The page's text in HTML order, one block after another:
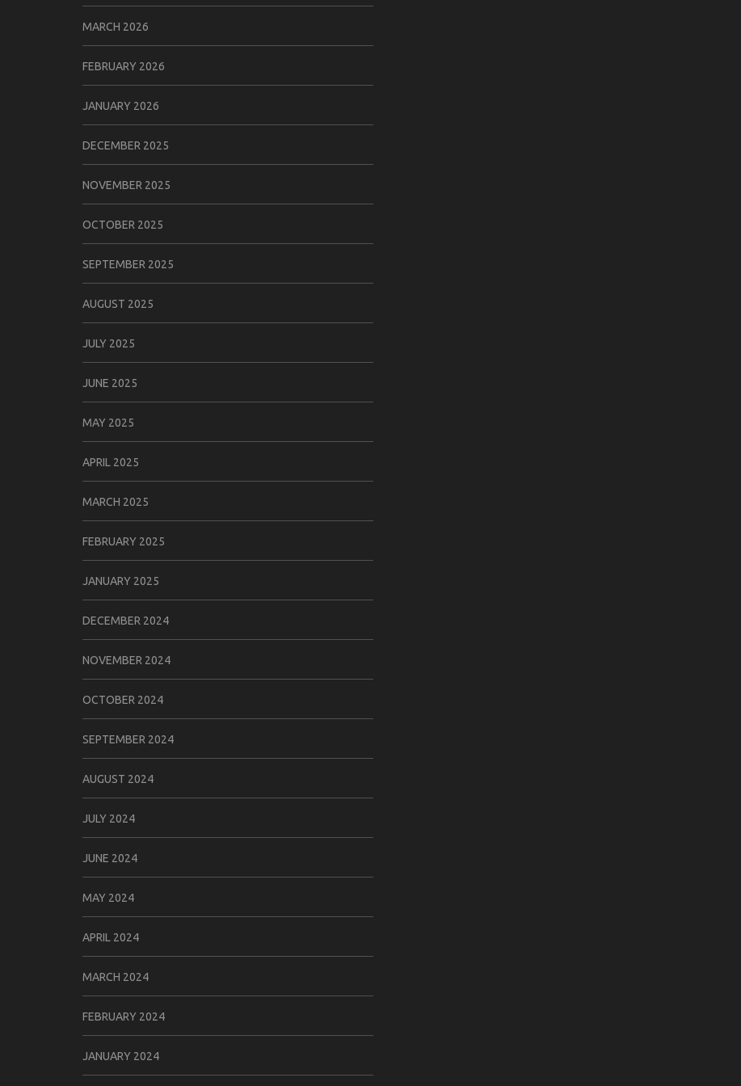
MARCH 2026
FEBRUARY 2026
JANUARY 2026
DECEMBER 2025
NOVEMBER 2025
OCTOBER 2025
SEPTEMBER 2025
AUGUST 2025
JULY 2025
JUNE 2025
MAY 2025
APRIL 2025
MARCH 2025
FEBRUARY 2025
JANUARY 2025
DECEMBER 2024
NOVEMBER 2024
OCTOBER 2024
SEPTEMBER 2024
AUGUST 2024
JULY 2024
JUNE 2024
MAY 2024
APRIL 2024
MARCH 2024
FEBRUARY 2024
JANUARY 2024